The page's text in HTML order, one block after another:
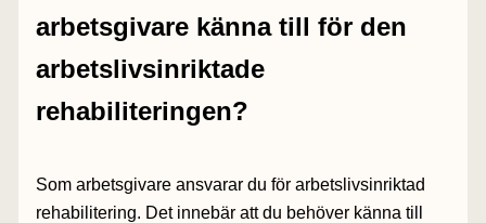
arbetsgivare känna till för den
arbetslivsinriktade
rehabiliteringen?
Som arbetsgivare ansvarar du för arbetslivsinriktad
rehabilitering. Det innebär att du behöver känna till